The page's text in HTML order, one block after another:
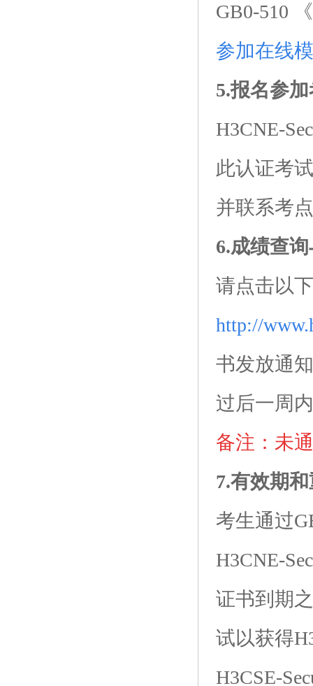
GB0-510
参加在线
5.报名参
H3CNE-
此认证考
并联系考
6.成绩查
请点击以
http://
书发放通
过后一周
备注：未
7.有效期
考生通过
H3CNE-
证书到期
试以获得
H3CSE-